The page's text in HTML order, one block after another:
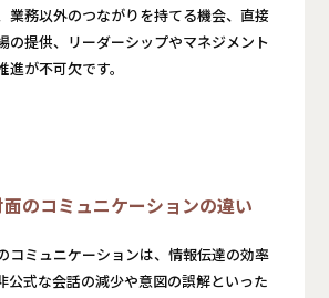
業務以外のつながりを持てる機会、直接
の提供、リーダーシップやマネジメント
進が不可欠です。
のコミュニケーションの違い
コミュニケーションは、情報伝達の効率
公式な会話の減少や意図の誤解といった